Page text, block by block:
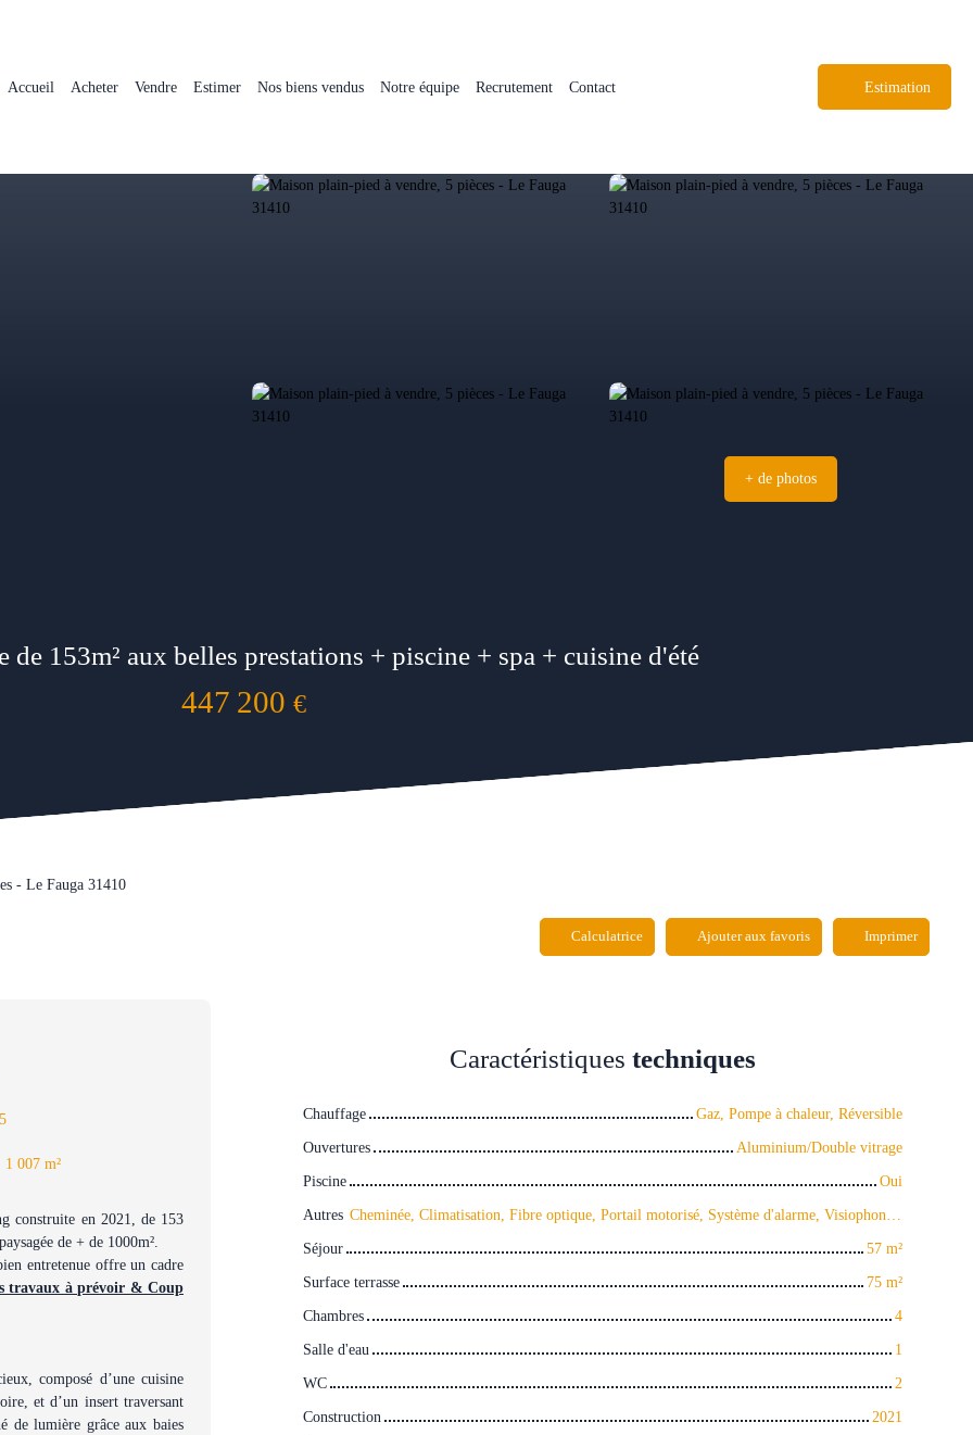
Accueil Acheter Vendre Estimer Nos biens vendus Notre équipe Recrutement Contact Estimation
+ de photos
de 153m² aux belles prestations + piscine + spa + cuisine d'été
447 200 €
- Le Fauga 31410
Calculatrice Ajouter aux favoris Imprimer
5
1 007 m²
construite en 2021, de 153
de + de 1000m².
entretenue offre un cadre
travaux à prévoir & Coup
composé d’une cuisine
et d’un insert traversant
de lumière grâce aux baies
Caractéristiques techniques
Chauffage
Gaz, Pompe à chaleur, Réversible
Ouvertures
Aluminium/Double vitrage
Piscine
Oui
Autres
Cheminée, Climatisation, Fibre optique, Portail motorisé, Système d'alarme, Visiophone, Volets électriques
Séjour
57 m²
Surface terrasse
75 m²
Chambres
4
Salle d'eau
1
WC
2
Construction
2021